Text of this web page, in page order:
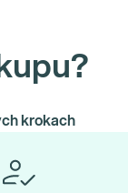
krokach